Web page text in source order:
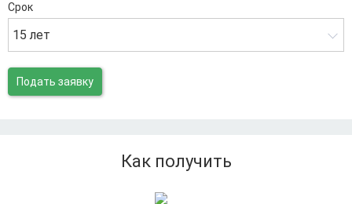
Срок
15 лет
Подать заявку
Как получить